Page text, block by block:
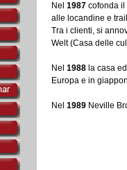
Nel 1987 cofonda il
alle locandine e
Tra i clienti, si
Welt (Casa delle
Nel 1988 la casa
Europa e in
Nel 1989 Neville